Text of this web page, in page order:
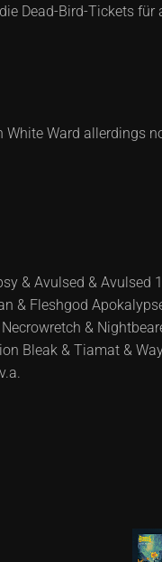
Dead-Bird-Tickets für
Ward allerdings
& Avulsed & Avulsed
& Fleshgod
&
Bleak & Tiamat &